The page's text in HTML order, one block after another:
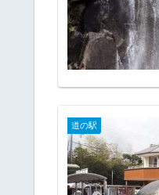
道の駅